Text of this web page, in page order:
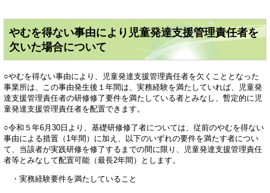
やむを得ない事由により児童発達支援管理責任者を
欠いた場合について
○やむを得ない事由により、児童発達支援管理責任者を欠くこととなった
事業所は、この事由発生後１年間は、実務経験を満たしていれば、児童発
達支援管理責任者の研修修了要件を満たしている者とみなし、暫定的に児
童発達支援管理責任者を配置できます。
○令和５年6月30日より、基礎研修修了者については、従前のやむを得ない
事由による措置（1年間）に加え、以下のいずれの要件を満たす者につい
て、当該者が実践研修を修了するまでの間に限り、児童発達支援管理責任
者等とみなして配置可能（最長2年間）とします。
・実務経験要件を満たしていること